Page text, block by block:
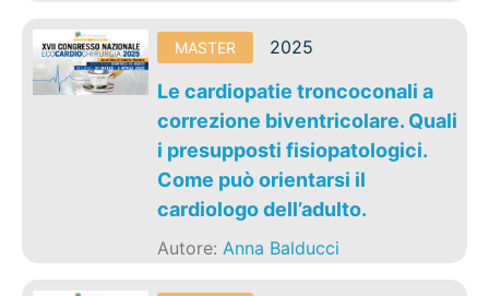
MASTER 2025
Le cardiopatie troncoconali a
correzione biventricolare. Quali
i presupposti fisiopatologici.
Come può orientarsi il
cardiologo dell’adulto.
Autore:Anna Balducci